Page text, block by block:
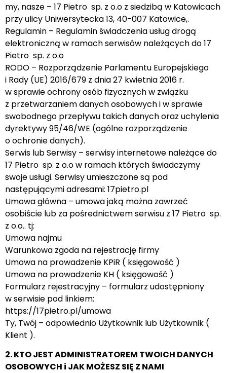
my, nasze – 17 Pietro sp. z o.o z siedzibą w Katowicach
przy ulicy Uniwersytecka 13, 40-007 Katowice,.
Regulamin – Regulamin świadczenia usług drogą
elektroniczną w ramach serwisów należących do 17
Pietro sp. z o.o
RODO – Rozporządzenie Parlamentu Europejskiego
i Rady (UE) 2016/679 z dnia 27 kwietnia 2016 r.
w sprawie ochrony osób fizycznych w związku
z przetwarzaniem danych osobowych i w sprawie
swobodnego przepływu takich danych oraz uchylenia
dyrektywy 95/46/WE (ogólne rozporządzenie
o ochronie danych).
Serwis lub Serwisy – serwisy internetowe należące do
17 Pietro sp. z o.o w ramach których świadczymy
swoje usługi. Serwisy umieszczone są pod
następującymi adresami: 17pietro.pl
Umowa główna – umowa jaką można zawrzeć
osobiście lub za pośrednictwem serwisu z 17 Pietro sp.
z o.o.. tj:
Umowa najmu
Warunkowa zgoda na rejestrację firmy
Umowa na prowadzenie KPiR ( księgowość )
Umowa na prowadzenie KH ( księgowość )
Formularz rejestracyjny – formularz udostępniony
w serwisie pod linkiem:
https://17pietro.pl/umowa
Ty, Twój – odpowiednio Użytkownik lub Użytkownik (
Klient ).
2. KTO JEST ADMINISTRATOREM TWOICH DANYCH
OSOBOWYCH i JAK MOŻESZ SIĘ Z NAMI